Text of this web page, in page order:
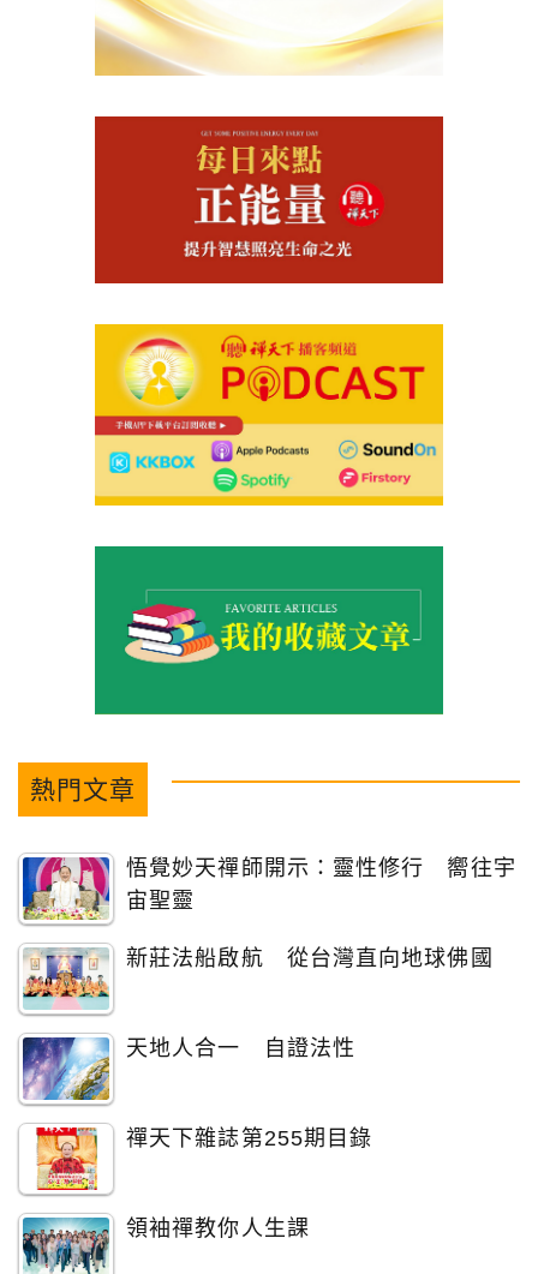
熱門文章
悟覺妙天禪師開示：靈性修行 嚮往宇
宙聖靈
新莊法船啟航 從台灣直向地球佛國
天地人合一 自證法性
禪天下雜誌第255期目錄
領袖禪教你人生課